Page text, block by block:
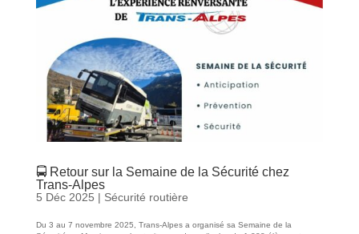
🚍 Retour sur la Semaine de la Sécurité chez
Trans‑Alpes
5 Déc 2025 | Sécurité routière
Du 3 au 7 novembre 2025, Trans‑Alpes a organisé sa Semaine de la